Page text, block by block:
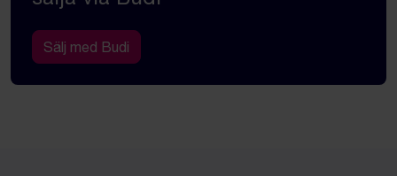
Sälj med Budi